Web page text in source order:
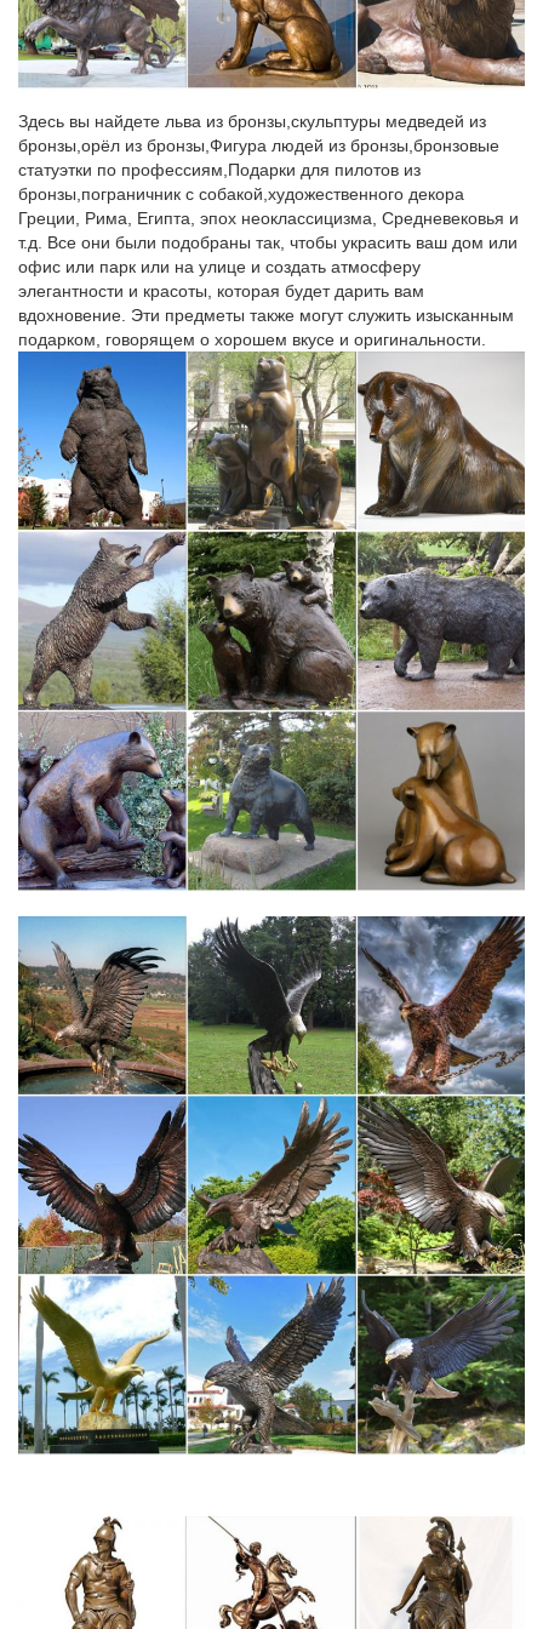
…ру, регистратура поликлиники 1, www веб регистратура,
городская электронная регистратура сайт, записаться к врачу
через интернет, запись на прием через интернет, как
включите поддержку JavaScript!
DOMEN.com.ua – реселлинг хостинга, VIP хостинг,
регистрация…
MySQL Fatal Error
Новогодняя фоторамка для детского сада или начальной
Fix Price – на все низкая цена! – Каталог товаров
Сайт fix-price.ru собирает метаданные каждого пользователя
(cookie, данные об IP-адресе и местоположении) для
полноценного функционирования.Ржев Рига Родники Родники
Рославль Россошь Ростов Ростов-на-Дону Рошаль рп
Городище рп Степное Ртищево Рубцовск Рузаевка…
VisitChina.ru/up_foto/145
Fatal error: Uncaught Error: Call to a member function
fetch_assoc() on…
Картинки Про Зиму для Детского Сада.
katalog-kartinokz40q5.vdomerobot.ru/т/3
Цены на мясную жилку в россии.
Account Suspended
Мокик Simson S51
Статья в версии для печати на Байкньюс.
Поделки собачки своими руками для детского сада
Самый простой вариант новогодней поделки своими руками в
школу — бумажная Собака — символ 2018 года.Детская
поделка «Собака из ниток» своими руками на Новый год 2018:
мастер-класс для детей.
katalog-kartinok5w3lgdm.dom-dobryi.ru/в/1
Арка для сада своими руками фото.
jtimes.ru/?start=6070
Позор дня: у нищей России не нашлось денег на форму для
сборной.
alibus.top/actors
Эксмо Тюльпаны: лучшие сорта для вашего сада 1 360 руб.
katalog-kartinok5dhx3ev.ecoclubs.ru/Е/1
Цены на металл в киргизии.
Гороскоп Близнецов на 2018 год Собаки по всем сферам
жизни
разговоры.Новогодние поделки на год Собаки — символ года
своими руками.
arhiv-kartinki-2wp5o.cnlab.ru/ф/7
Здесь вы найдете льва из бронзы,скульптуры медведей из
бронзы,орёл из бронзы,Фигура людей из бронзы,бронзовые
статуэтки по профессиям,Подарки для пилотов из
бронзы,пограничник с собакой,художественного декора
Греции, Рима, Египта, эпох неоклассицизма, Средневековья и
т.д. Все они были подобраны так, чтобы украсить ваш дом или
офис или парк или на улице и создать атмосферу
элегантности и красоты, которая будет дарить вам
вдохновение. Эти предметы также могут служить изысканным
подарком, говорящем о хорошем вкусе и оригинальности.